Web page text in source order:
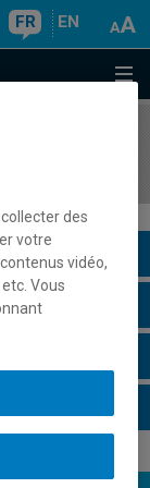
FR EN
des
votre
vidéo,
Vous